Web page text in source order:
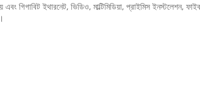
ইথারনেট, ভিডিও, মাল্টিমিডিয়া, প্রাইমিস ইনস্টলেশন,